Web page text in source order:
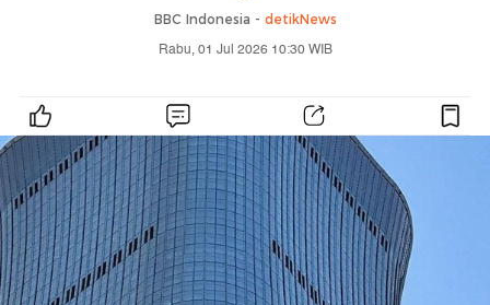
BBC Indonesia - detikNews
Rabu, 01 Jul 2026 10:30 WIB